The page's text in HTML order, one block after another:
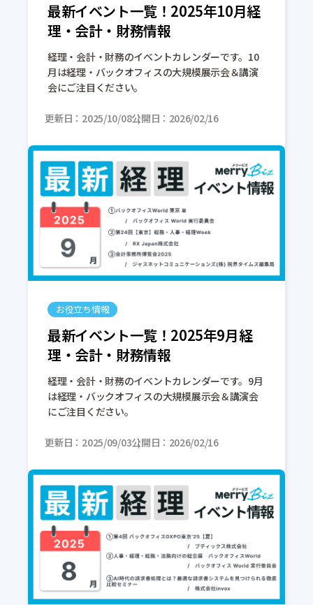
最新イベント一覧！2025年10月経
理・会計・財務情報
経理・会計・財務のイベントカレンダーです。10
月は経理・バックオフィスの大規模展示会＆講演
会にご注目ください。
更新日 2025/10/08公開日 2026/02/16
お役立ち情報
最新イベント一覧！2025年9月経
理・会計・財務情報
経理・会計・財務のイベントカレンダーです。9月
は経理・バックオフィスの大規模展示会＆講演会
にご注目ください。
更新日 2025/09/03公開日 2026/02/16